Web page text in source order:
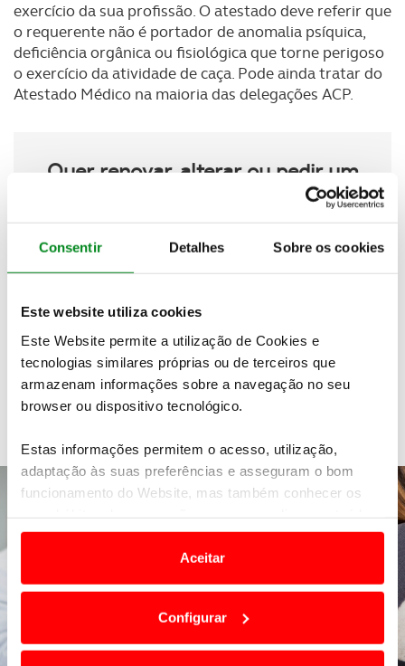
Consentir Detalhes Sobre os cookies
Este website utiliza cookies
Este Website permite a utilização de Cookies e
tecnologias similares próprias ou de terceiros que
armazenam informações sobre a navegação no seu
browser ou dispositivo tecnológico.
Estas informações permitem o acesso, utilização,
adaptação às suas preferências e asseguram o bom
funcionamento do Website, mas também conhecer os
e anúncios de modo a promover produtos e/ou serviços.
Em alguns casos, a utilização destas tecnologias
termos e a todo o tempo as suas preferências e limitando
o acesso a informações durante a navegação no
Aceitar
Configurar
exercício da sua profissão. O atestado deve referir que
o requerente não é portador de anomalia psíquica,
deficiência orgânica ou fisiológica que torne perigoso
o exercício da atividade de caça. Pode ainda tratar do
Atestado Médico na maioria das delegações ACP.
Quer renovar, alterar ou pedir um
duplicado da Carta de Caçador?
ou ligue 215 915 915
Linha ACP, 24h/365 dias